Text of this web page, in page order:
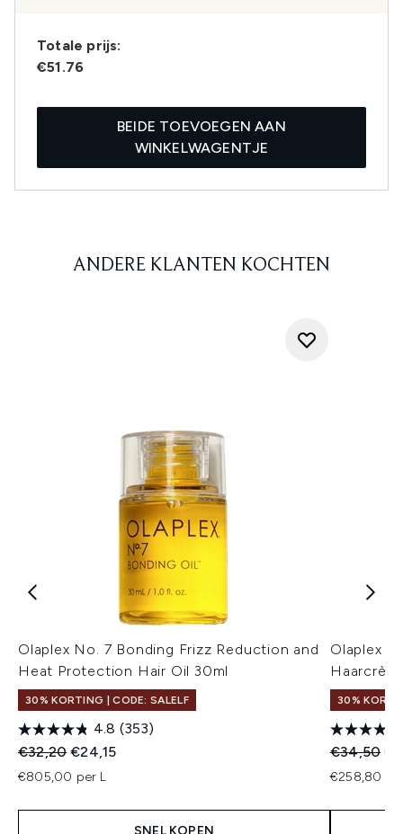
Totale prijs:
€51.76
BEIDE TOEVOEGEN AAN
WINKELWAGENTJE
ANDERE KLANTEN KOCHTEN
Olaplex No. 7 Bonding Frizz Reduction and
Heat Protection Hair Oil 30ml
30% KORTING | CODE: SALELF
4.8 (353)
Recommended Retail Price:
€32,20Huidige prijs:
€24,15
€805,00 per L
SNEL KOPEN
Olaplex
30%
€34,50
€258,80